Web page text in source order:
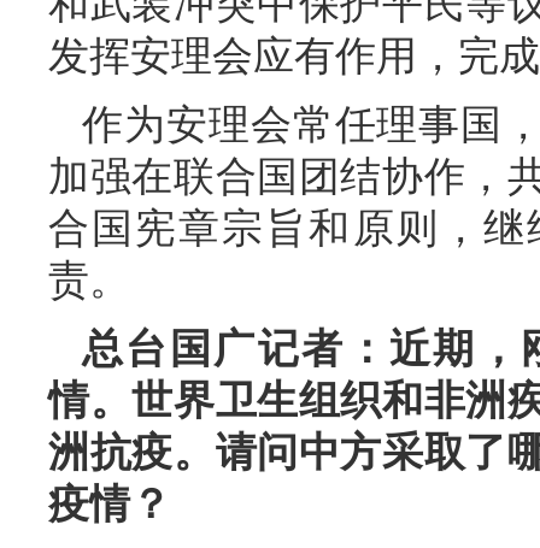
发挥安理会应有作用，完
作为安理会常任理事国
加强在联合国团结协作，
合国宪章宗旨和原则，
责。
总台国广记者：近期，
情。世界卫生组织和非洲
洲抗疫。请问中方采取了
疫情？